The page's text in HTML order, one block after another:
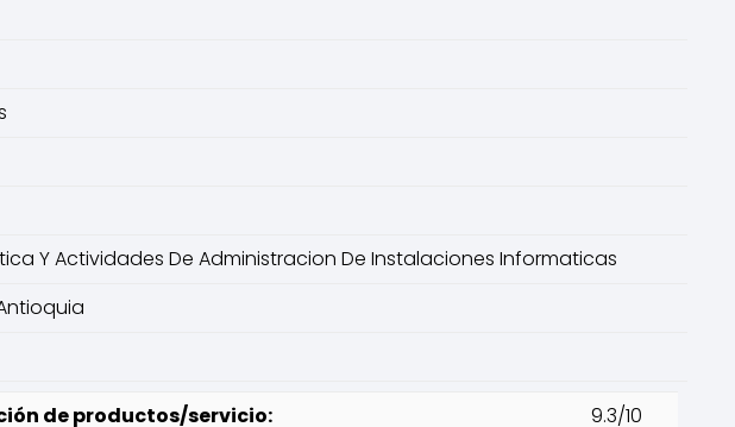
Y Actividades De Administracion De Instalaciones Informaticas
de productos/servicio:
9.3/10